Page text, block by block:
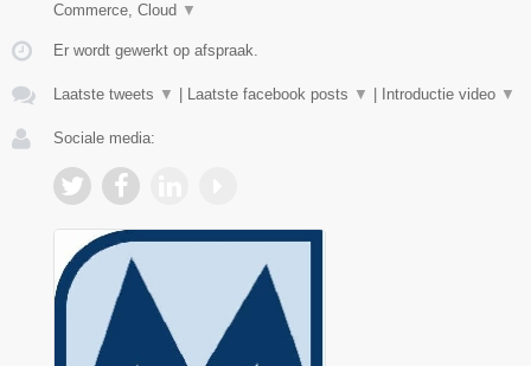
Commerce, Cloud ▼
Er wordt gewerkt op afspraak.
Laatste tweets ▼ Laatste facebook posts ▼ Introductie video ▼
Sociale media: